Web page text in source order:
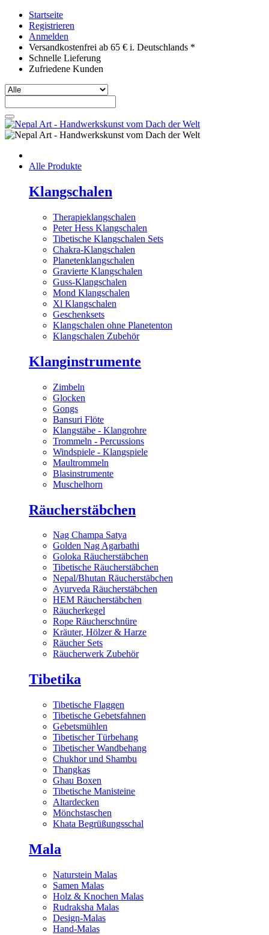
Startseite
Registrieren
Anmelden
Versandkostenfrei ab 65 € i. Deutschlands *
Schnelle Lieferung
Zufriedene Kunden
Alle Produkte
Klangschalen
Therapieklangschalen
Peter Hess Klangschalen
Tibetische Klangschalen Sets
Chakra-Klangschalen
Planetenklangschalen
Gravierte Klangschalen
Guss-Klangschalen
Mond Klangschalen
Xl Klangschalen
Geschenksets
Klangschalen ohne Planetenton
Klangschalen Zubehör
Klanginstrumente
Zimbeln
Glocken
Gongs
Bansuri Flöte
Klangstäbe - Klangrohre
Trommeln - Percussions
Windspiele - Klangspiele
Maultrommeln
Blasinstrumente
Muschelhorn
Räucherstäbchen
Nag Champa Satya
Golden Nag Agarbathi
Goloka Räucherstäbchen
Tibetische Räucherstäbchen
Nepal/Bhutan Räucherstäbchen
Ayurveda Räucherstäbchen
HEM Räucherstäbchen
Räucherkegel
Rope Räucherschnüre
Kräuter, Hölzer & Harze
Räucher Sets
Räucherwerk Zubehör
Tibetika
Tibetische Flaggen
Tibetische Gebetsfahnen
Gebetsmühlen
Tibetischer Türbehang
Tibetischer Wandbehang
Chukhor und Shambu
Thangkas
Ghau Boxen
Tibetische Manisteine
Altardecken
Mönchstaschen
Khata Begrüßungsschal
Mala
Naturstein Malas
Samen Malas
Holz & Knochen Malas
Rudraksha Malas
Design-Malas
Hand-Malas